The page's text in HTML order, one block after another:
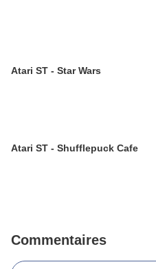
Atari ST - Star Wars
Atari ST - Shufflepuck Cafe
Commentaires